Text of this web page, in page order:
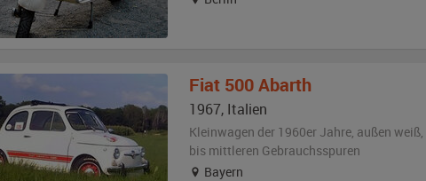
Fiat 500 Abarth
1967, Italien
Kleinwagen der 1960er Jahre, außen weiß,
bis mittleren Gebrauchsspuren
Bayern